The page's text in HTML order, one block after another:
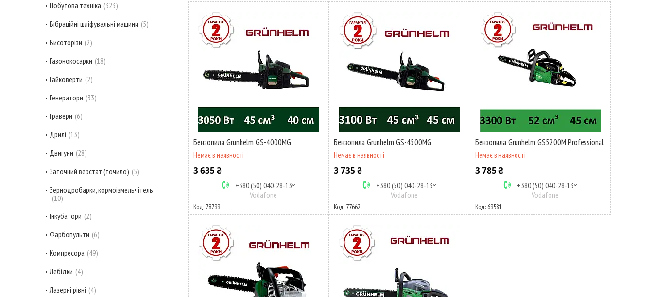
Бензопила Grunhelm GS-4000MG
Немає в наявності
3 635 ₴
+380 (50) 040-28-13
Vodafone
78799
Бензопила Grunhelm GS-4500MG
Немає в наявності
3 735 ₴
+380 (50) 040-28-13
Vodafone
77662
Бензопила Grunhelm GS5200M Professional
Немає в наявності
3 785 ₴
+380 (50) 040-28-13
Vodafone
69581
Побутова техніка 323
Вібраційні шліфувальні машини 5
Висоторізи 2
Газонокосарки 18
Гайковерти 2
Генератори 33
Гравери 6
Дрилі 13
Двигуни 28
Заточний верстат (точило) 5
Зернодробарки, кормоізмельчітель
10
Інкубатори 2
Фарбопульти 6
Компресора 49
Лебідки 4
Лазерні рівні 4